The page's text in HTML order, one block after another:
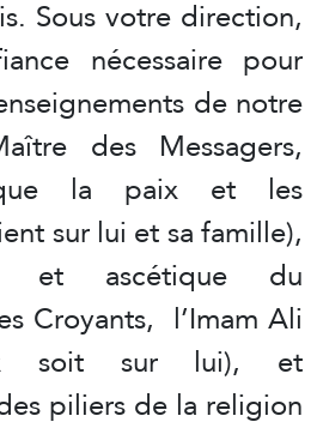
Sous votre direction,
nécessaire pour
de notre
des Messagers,
la paix et les
sur lui et sa famille),
ascétique du
Croyants, l’Imam Ali
soit sur lui), et
piliers de la religion